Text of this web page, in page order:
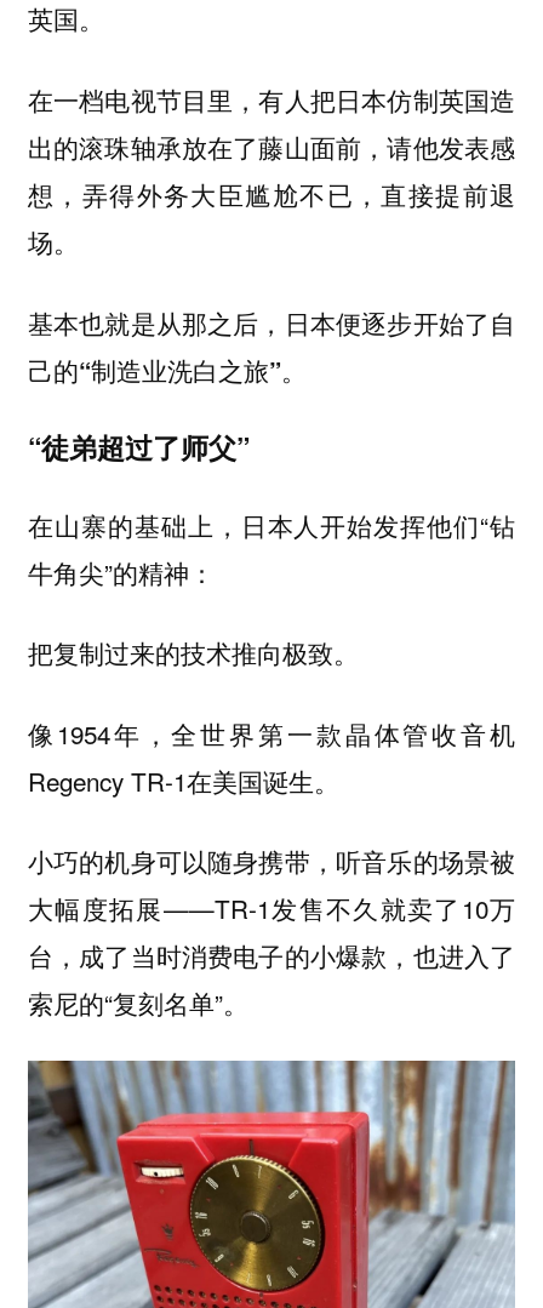
英国。
在一档电视节目里，有人把日本仿制英国造
出的滚珠轴承放在了藤山面前，请他发表感
想，弄得外务大臣尴尬不已，直接提前退
场。
基本也就是从那之后，日本便逐步开始了自
己的“制造业洗白之旅”。
“徒弟超过了师父”
在山寨的基础上，日本人开始发挥他们“钻
牛角尖”的精神：
把复制过来的技术推向极致。
像1954年，全世界第一款晶体管收音机
Regency TR-1在美国诞生。
小巧的机身可以随身携带，听音乐的场景被
大幅度拓展——TR-1发售不久就卖了10万
台，成了当时消费电子的小爆款，也进入了
索尼的“复刻名单”。